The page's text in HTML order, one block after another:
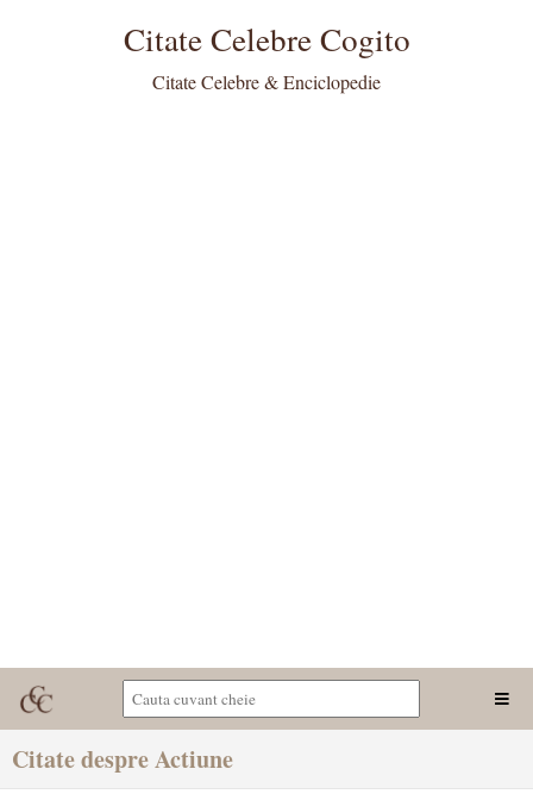
Citate Celebre Cogito
Citate Celebre & Enciclopedie
Citate despre Actiune